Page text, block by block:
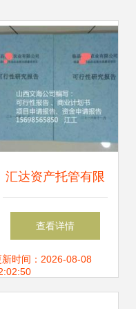
汇达资产托管有限
责任公司佛山分公
司 主营 企业管理
查看详情
新时间：2026-08-08